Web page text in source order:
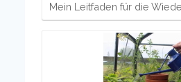
Mein Leitfaden für die